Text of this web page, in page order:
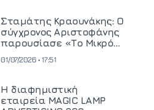
Σταμάτης Κραουνάκης: Ο
σύγχρονος Αριστοφάνης
παρουσίασε «Το Μικρό
01/07/2026 • 17:51
Η διαφημιστική
εταιρεία MAGIC LAMP